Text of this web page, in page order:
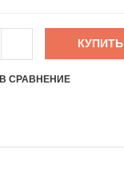
КУПИТЬ
В СРАВНЕНИЕ